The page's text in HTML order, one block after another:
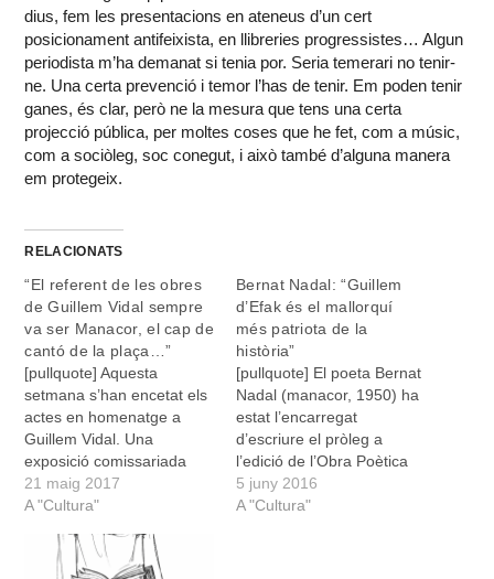
dius, fem les presentacions en ateneus d’un cert
posicionament antifeixista, en llibreries progressistes… Algun
periodista m’ha demanat si tenia por. Seria temerari no tenir-
ne. Una certa prevenció i temor l’has de tenir. Em poden tenir
ganes, és clar, però ne la mesura que tens una certa
projecció pública, per moltes coses que he fet, com a músic,
com a sociòleg, soc conegut, i això també d’alguna manera
em protegeix.
RELACIONATS
“El referent de les obres
de Guillem Vidal sempre
va ser Manacor, el cap de
cantó de la plaça…”
[pullquote] Aquesta
setmana s’han encetat els
actes en homenatge a
Guillem Vidal. Una
exposició comissariada
per Llucia Serra, una taula
rodona i un recital a càrrec
Olivares completen
l’agenda d’actes. En
21 maig 2017
A "Cultura"
Bernat Nadal: “Guillem
d’Efak és el mallorquí
més patriota de la
història”
[pullquote] El poeta Bernat
Nadal (manacor, 1950) ha
estat l’encarregat
d’escriure el pròleg a
l’edició de l’Obra Poètica
Completa de Guillem
d’Efak que acaba de
5 juny 2016
A "Cultura"